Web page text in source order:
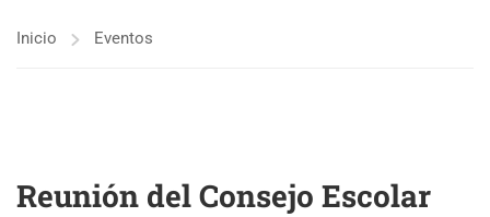
Inicio Eventos
Reunión del Consejo Escolar